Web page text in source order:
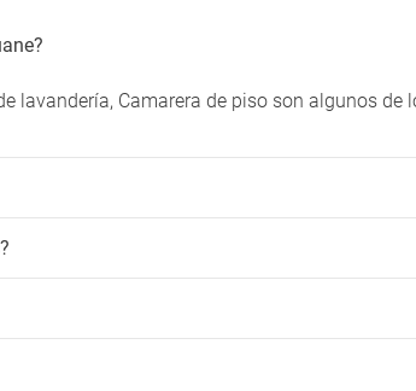
lavandería, Camarera de piso son algunos